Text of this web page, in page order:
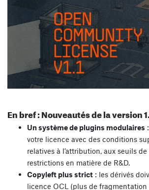
En bref : Nouveautés de la version
Un système de plugins modulaires
votre licence avec des conditions
relatives à l’attribution, aux seuils
restrictions en matière de R&D.
Copyleft plus strict : les dérivés
licence OCL (plus de fragmentation